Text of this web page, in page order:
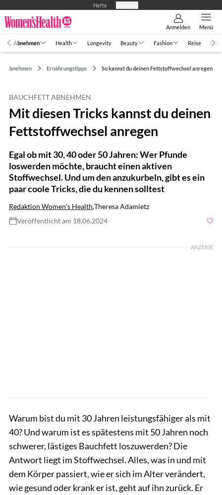
Hefte
Anmelden Menü
Abnehmen Health Longevity Beauty Fashion Reise Life
Abnehmen Ernährungstipps So kannst du deinen Fettstoffwechsel anregen
BAUCHFETT ABNEHMEN
Mit diesen Tricks kannst du deinen
Fettstoffwechsel anregen
Egal ob mit 30, 40 oder 50 Jahren: Wer Pfunde
loswerden möchte, braucht einen aktiven
Stoffwechsel. Und um den anzukurbeln, gibt es ein
paar coole Tricks, die du kennen solltest​
Redaktion Women's Health,Theresa Adamietz​
Veröffentlicht am 18.06.2024
ANZEIGE
Warum bist du mit 30 Jahren leistungsfähiger als mit
40? Und warum ist es spätestens mit 50 Jahren noch
schwerer, lästiges Bauchfett loszuwerden? Die
Antwort liegt im Stoffwechsel. Alles, was in und mit
dem Körper passiert, wie er sich im Alter verändert,
wie gesund oder krank er ist, geht auf ihn zurück. Er